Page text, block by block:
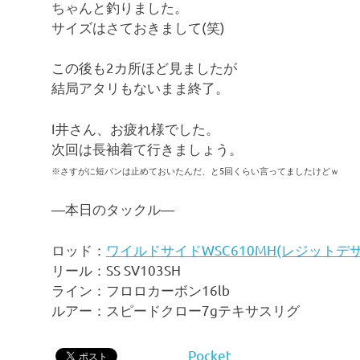
ちゃんと釣りました。
サイズはさておきまして(笑)
この後も2カ所ほど見ましたが
結局アタリもないまま終了。
I井さん、お疲れ様でした。
次回は長袖着て行きましょう。
※さすがに短パンは止めておいたんだ、と5回くらい言ってましたけどｗ
―本日のタックル―
ロッド： ワイルドサイドWSC610MH(レジットデ
リール：SS SV103SH
ライン：フロロカーボン16lb
ルアー：スピードクロー7gテキサスリグ
Pocket